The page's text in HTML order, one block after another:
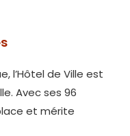
l’Hôtel de Ville est
Avec ses 96
et mérite